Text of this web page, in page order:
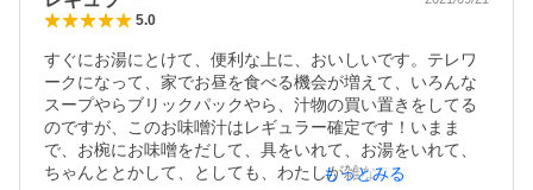
5.0
すぐにお湯にとけて、便利な上に、おいしいです。テレワ
ークになって、家でお昼を食べる機会が増えて、いろんな
スープやらブリックパックやら、汁物の買い置きをしてる
のですが、このお味噌汁はレギュラー確定です！いまま
で、お椀にお味噌をだして、具をいれて、お湯をいれて、
ちゃんととかして、としても、わたしが雑なので、お椀の
もっとみる